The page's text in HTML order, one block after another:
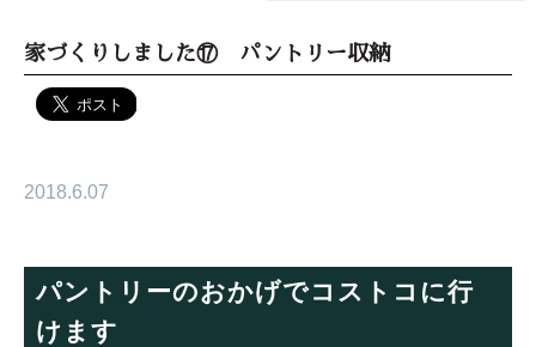
家づくりしました⑰ パントリー収納
2018.6.07
パントリーのおかげでコストコに行
けます